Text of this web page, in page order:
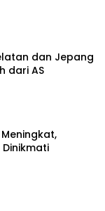
dan Jepang
dari AS